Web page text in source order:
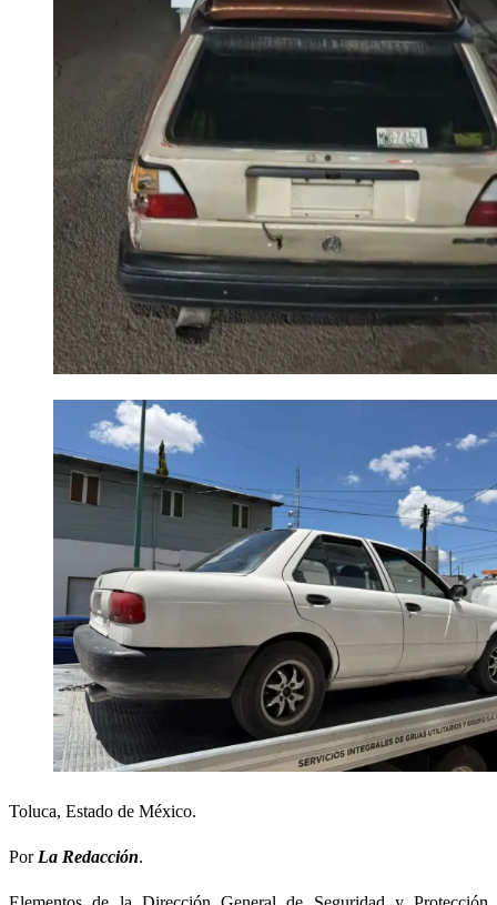
Toluca, Estado de México.
Por La Redacción.